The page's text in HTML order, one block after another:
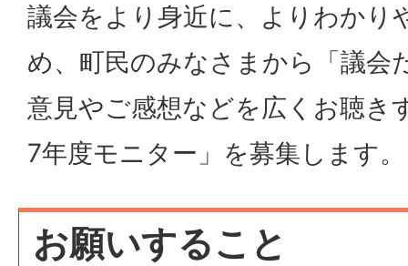
議会をより身近に、よりわかり
め、町民のみなさまから「議会
意見やご感想などを広くお聴き
7年度モニター」を募集します。
お願いすること